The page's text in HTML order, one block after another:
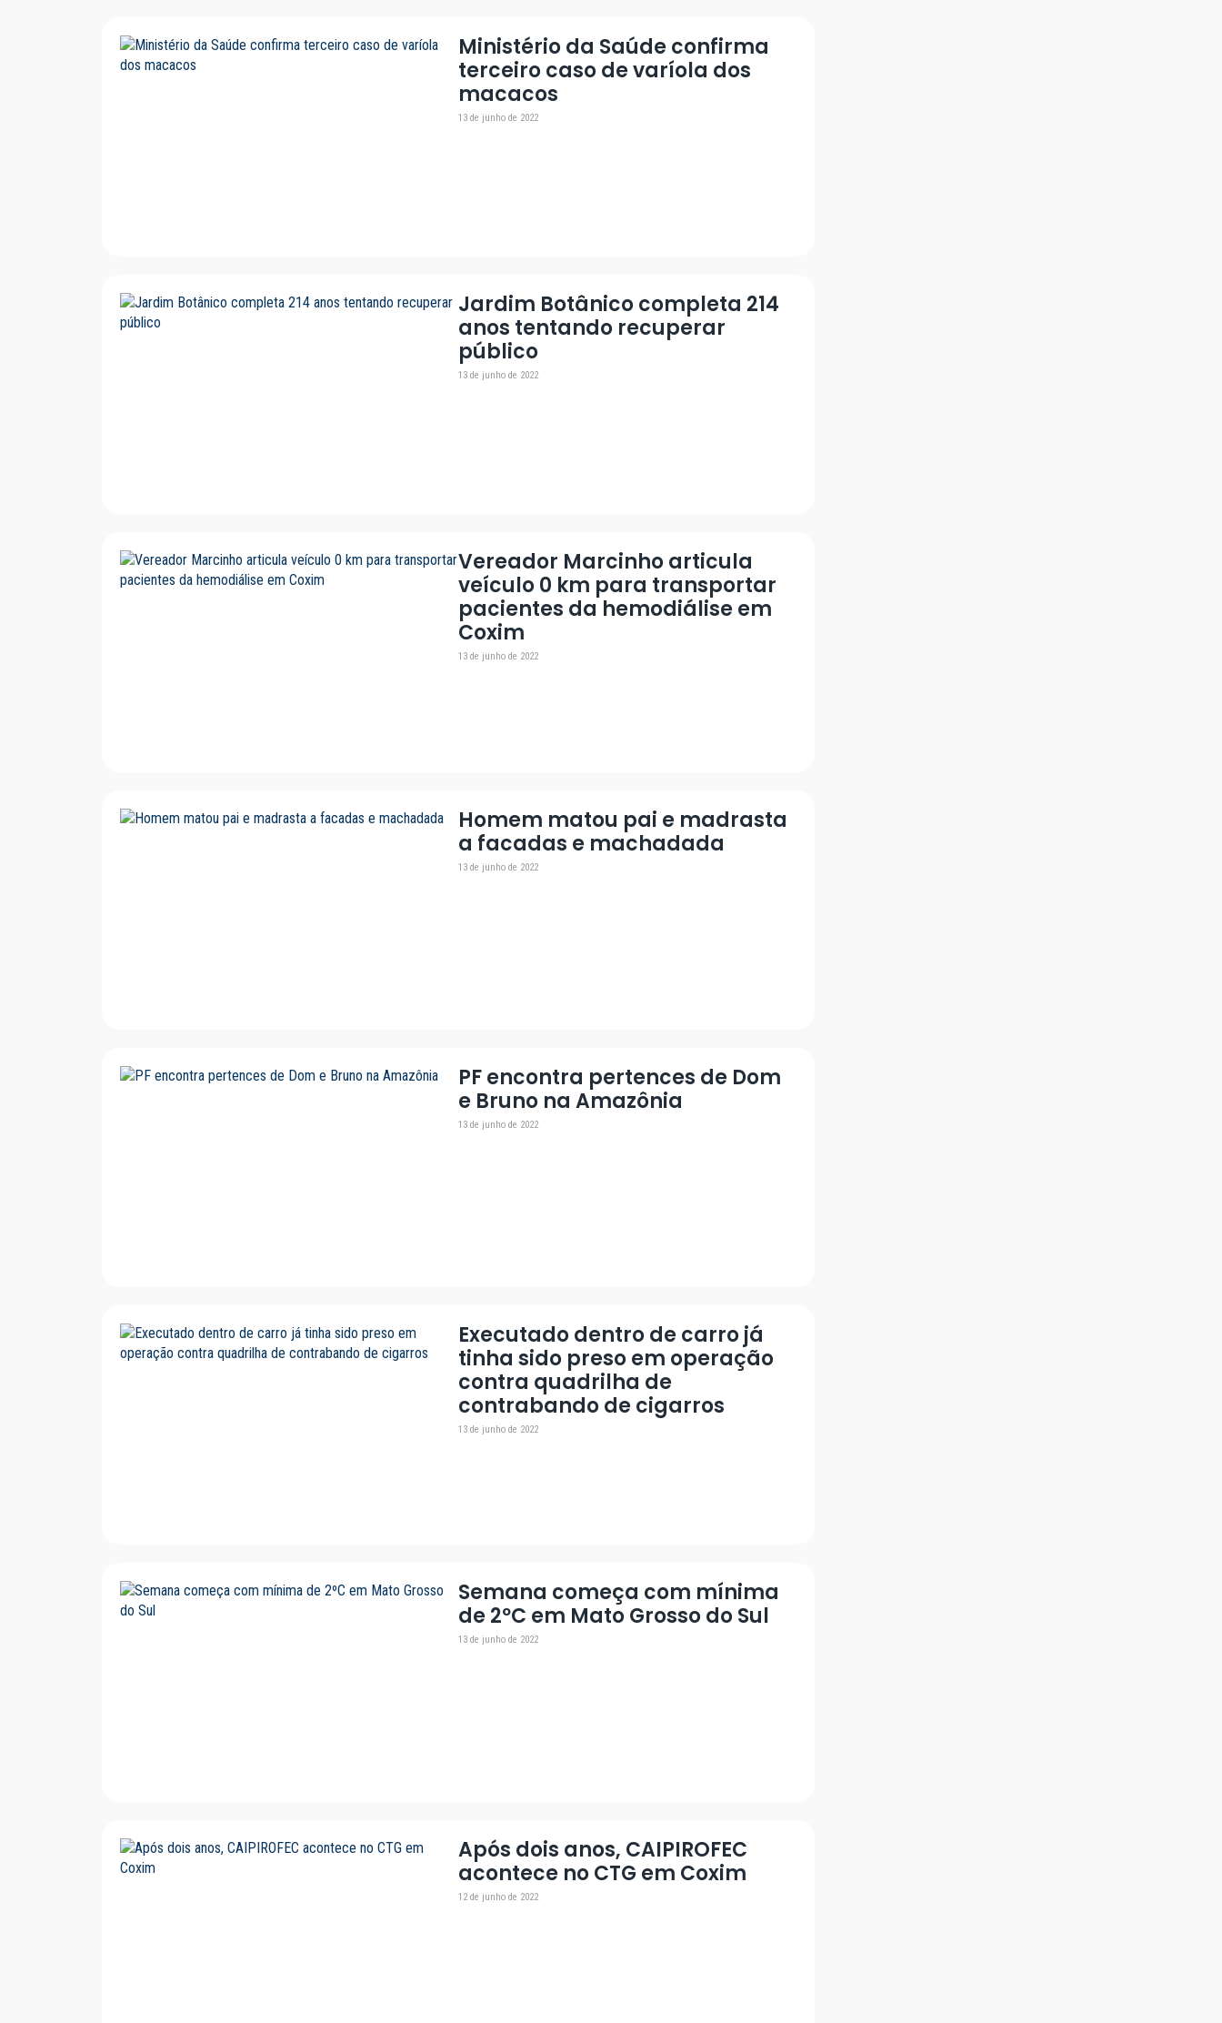
Ministério da Saúde confirma
terceiro caso de varíola dos
macacos
13 de junho de 2022
Jardim Botânico completa 214
anos tentando recuperar
público
13 de junho de 2022
Vereador Marcinho articula
veículo 0 km para transportar
pacientes da hemodiálise em
Coxim
13 de junho de 2022
Homem matou pai e madrasta
a facadas e machadada
13 de junho de 2022
PF encontra pertences de Dom
e Bruno na Amazônia
13 de junho de 2022
Executado dentro de carro já
tinha sido preso em operação
contra quadrilha de
contrabando de cigarros
13 de junho de 2022
Semana começa com mínima
de 2ºC em Mato Grosso do Sul
13 de junho de 2022
Após dois anos, CAIPIROFEC
acontece no CTG em Coxim
12 de junho de 2022